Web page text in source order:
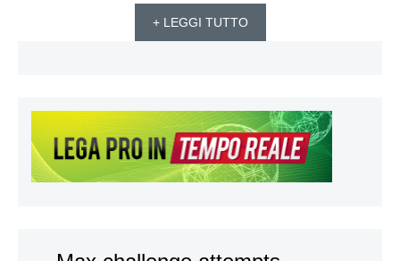
+ LEGGI TUTTO